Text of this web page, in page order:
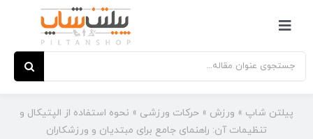
کنترلر
صفحه‌بندی
جستجو
برای:
پیلتن شاپ » ورزش » حرکات ورزشی » نحوه استفاده از الپتیکال و
تنظیمات آن: راهنمای جامع برای مبتدیان و ورزشکاران